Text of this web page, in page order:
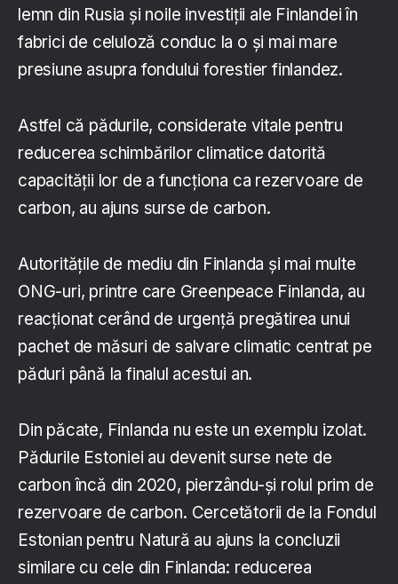
lemn din Rusia și noile investiții ale Finlandei în
fabrici de celuloză conduc la o și mai mare
presiune asupra fondului forestier finlandez.
Astfel că pădurile, considerate vitale pentru
reducerea schimbărilor climatice datorită
capacităţii lor de a funcţiona ca rezervoare de
carbon, au ajuns surse de carbon.
Autoritățile de mediu din Finlanda și mai multe
ONG-uri, printre care Greenpeace Finlanda, au
reacționat cerând de urgență pregătirea unui
pachet de măsuri de salvare climatic centrat pe
păduri până la finalul acestui an.
Din păcate, Finlanda nu este un exemplu izolat.
Pădurile Estoniei au devenit surse nete de
carbon încă din 2020, pierzându-și rolul prim de
rezervoare de carbon. Cercetătorii de la Fondul
Estonian pentru Natură au ajuns la concluzii
similare cu cele din Finlanda: reducerea